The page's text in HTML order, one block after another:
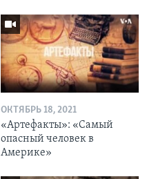
ОКТЯБРЬ 18, 2021
«Артефакты»: «Самый
опасный человек в
Америке»